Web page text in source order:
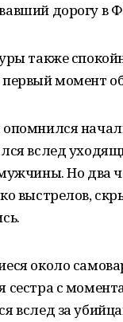
дорогу в
также
момент
вслед
Но два
выстрелов,
около
сестра с
вслед за